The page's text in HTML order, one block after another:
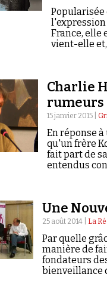
l'expression
France, elle
vient-elle
Charlie
15 janvier 2015 |
En réponse
qu'un frère
fait part de
entendus
Une
25 août 2014 | La
Par quelle
manière de
fondateurs
bienveillance